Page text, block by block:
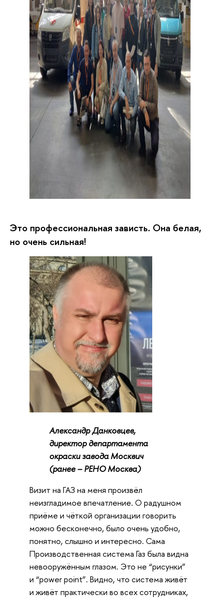
Это профессиональная зависть. Она белая,
но очень сильная!
Александр Данковцев,
директор департамента
окраски завода Москвич
(ранее – РЕНО Москва)
Визит на ГАЗ на меня произвёл
неизгладимое впечатление. О радушном
приёме и чёткой организации говорить
можно бесконечно, было очень удобно,
понятно, слышно и интересно. Сама
Производственная система Газ была видна
невооружённым глазом. Это не “рисунки”
и “power point”. Видно, что система живёт
и живёт практически во всех сотрудниках,